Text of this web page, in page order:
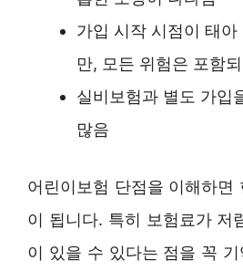
가입 시작 시점이 태아
만, 모든 위험은 포함
실비보험과 별도 가입
많음
어린이보험 단점을 이해하면
이 됩니다. 특히 보험료가 저
이 있을 수 있다는 점을 꼭